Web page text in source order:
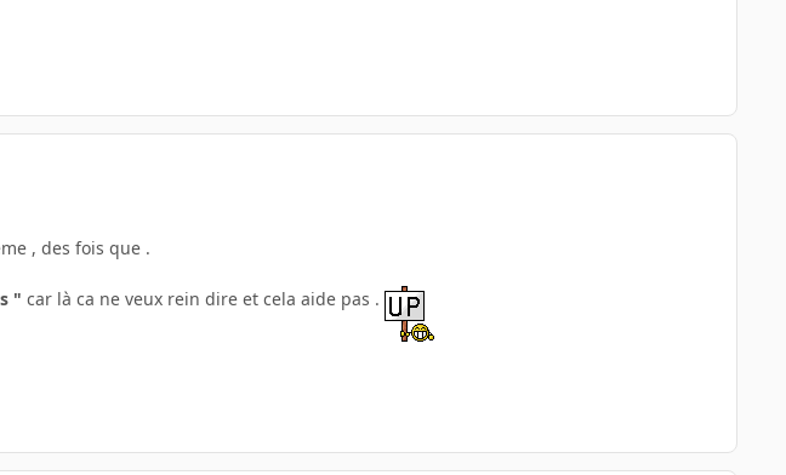
, des fois que .
" car là ca ne veux rein dire et cela aide pas .